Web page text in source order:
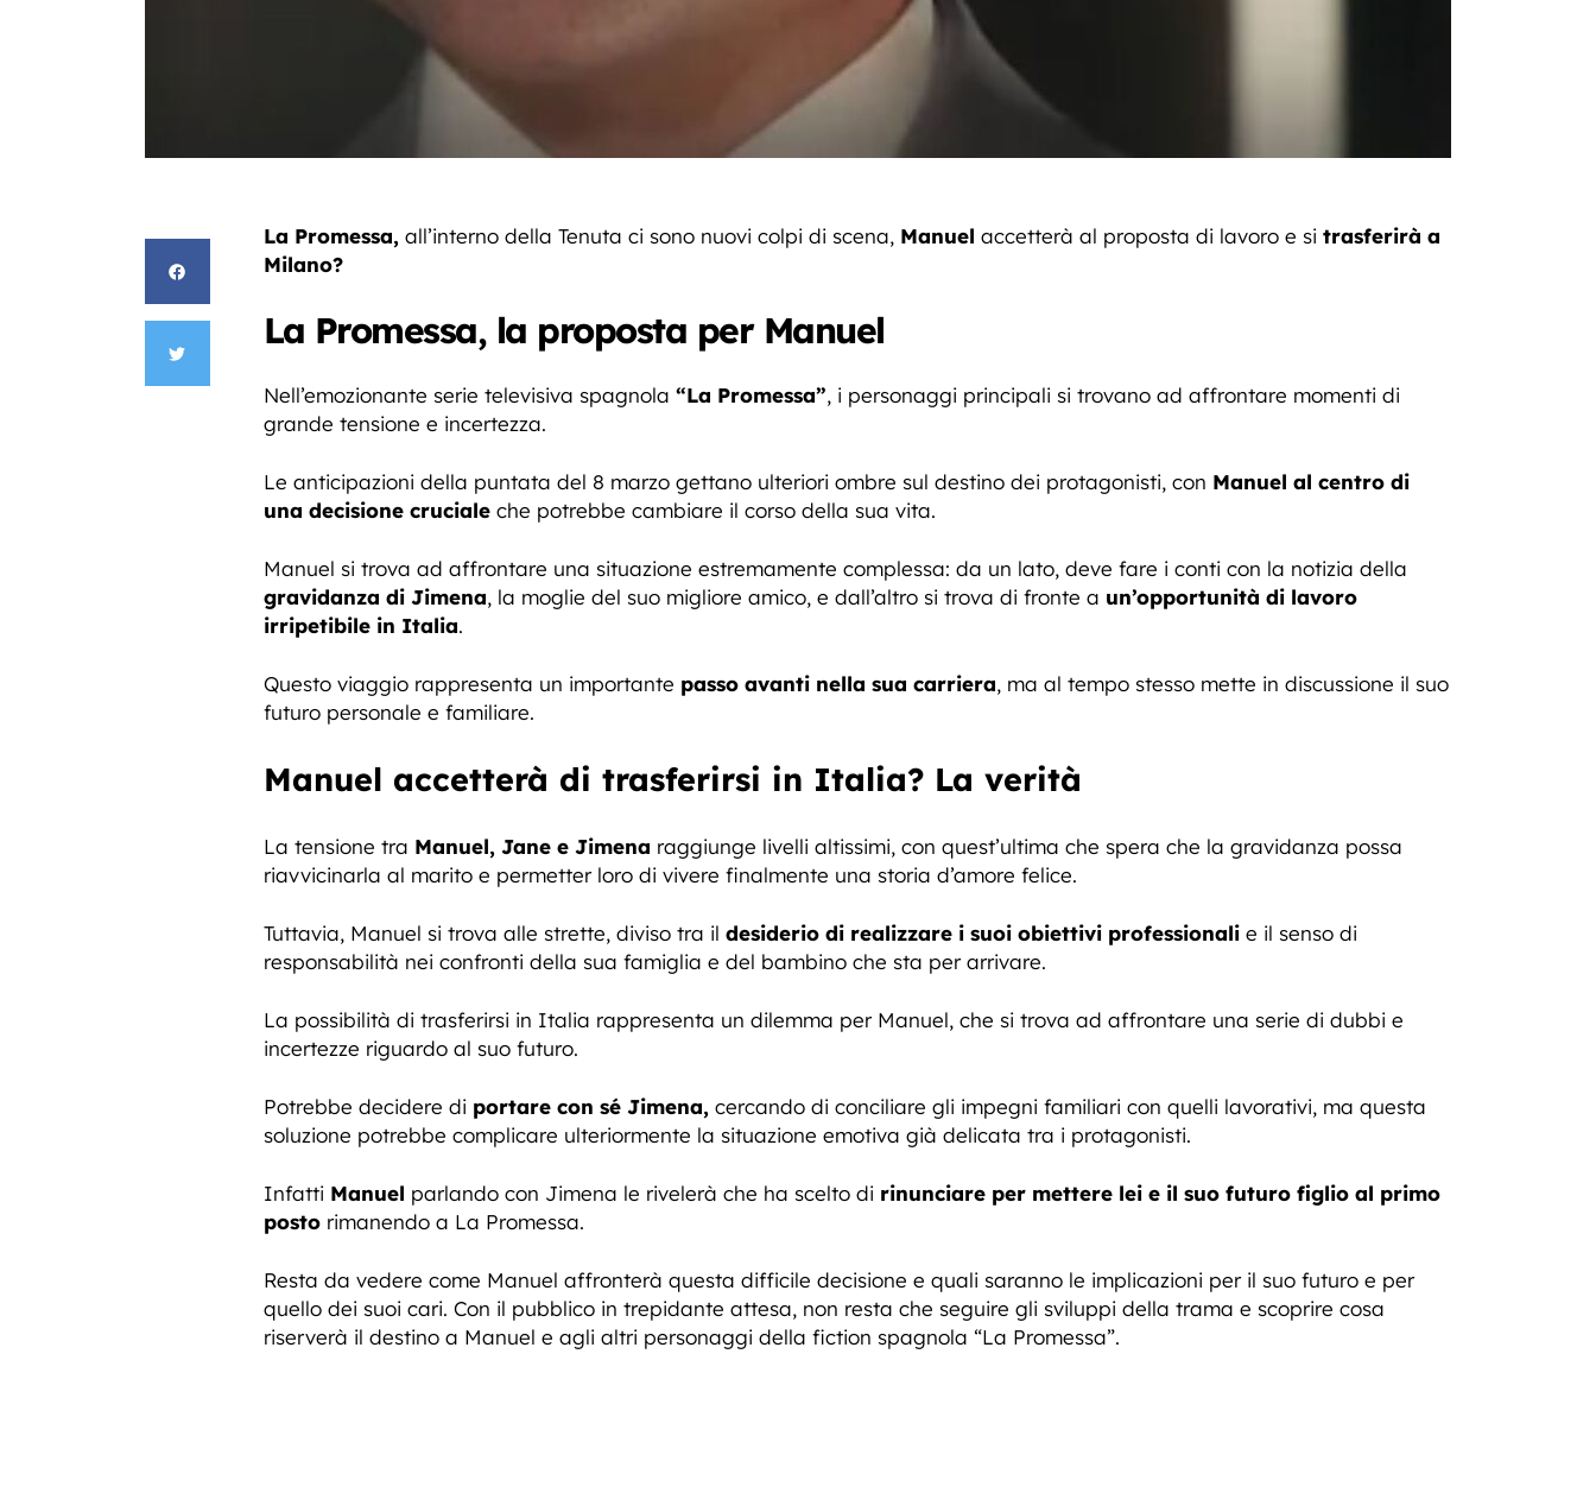
La Promessa, all’interno della Tenuta ci sono nuovi colpi di scena, Manuel accetterà al proposta di lavoro e si trasferirà a
Milano?
La Promessa, la proposta per Manuel
Nell’emozionante serie televisiva spagnola “La Promessa”, i personaggi principali si trovano ad affrontare momenti di
grande tensione e incertezza.
Le anticipazioni della puntata del 8 marzo gettano ulteriori ombre sul destino dei protagonisti, con Manuel al centro di
una decisione cruciale che potrebbe cambiare il corso della sua vita.
Manuel si trova ad affrontare una situazione estremamente complessa: da un lato, deve fare i conti con la notizia della
gravidanza di Jimena, la moglie del suo migliore amico, e dall’altro si trova di fronte a un’opportunità di lavoro
irripetibile in Italia.
Questo viaggio rappresenta un importante passo avanti nella sua carriera, ma al tempo stesso mette in discussione il suo
futuro personale e familiare.
Manuel accetterà di trasferirsi in Italia? La verità
La tensione tra Manuel, Jane e Jimena raggiunge livelli altissimi, con quest’ultima che spera che la gravidanza possa
riavvicinarla al marito e permetter loro di vivere finalmente una storia d’amore felice.
Tuttavia, Manuel si trova alle strette, diviso tra il desiderio di realizzare i suoi obiettivi professionali e il senso di
responsabilità nei confronti della sua famiglia e del bambino che sta per arrivare.
La possibilità di trasferirsi in Italia rappresenta un dilemma per Manuel, che si trova ad affrontare una serie di dubbi e
incertezze riguardo al suo futuro.
Potrebbe decidere di portare con sé Jimena, cercando di conciliare gli impegni familiari con quelli lavorativi, ma questa
soluzione potrebbe complicare ulteriormente la situazione emotiva già delicata tra i protagonisti.
Infatti Manuel parlando con Jimena le rivelerà che ha scelto di rinunciare per mettere lei e il suo futuro figlio al primo
posto rimanendo a La Promessa.
Resta da vedere come Manuel affronterà questa difficile decisione e quali saranno le implicazioni per il suo futuro e per
quello dei suoi cari. Con il pubblico in trepidante attesa, non resta che seguire gli sviluppi della trama e scoprire cosa
riserverà il destino a Manuel e agli altri personaggi della fiction spagnola “La Promessa”.